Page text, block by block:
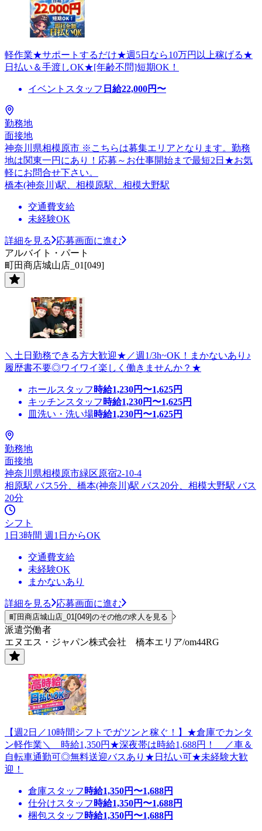
軽作業★サポートするだけ★週5日なら10万円以上稼げる★
日払い＆手渡しOK★[年齢不問]短期OK！
イベントスタッフ 日給22,000円〜
勤務地
面接地
神奈川県相模原市 ※こちらは募集エリアとなります。勤務
地は関東一円にあり！応募～お仕事開始まで最短2日★お気
軽にお問合せ下さい。
橋本(神奈川)駅、相模原駅、相模大野駅
交通費支給
未経験OK
詳細を見る
応募画面に進む
アルバイト・パート
町田商店城山店_01[049]
＼土日勤務できる方大歓迎★／週1/3h~OK！まかないあり♪
履歴書不要◎ワイワイ楽しく働きませんか？★
ホールスタッフ 時給1,230円〜1,625円
キッチンスタッフ 時給1,230円〜1,625円
皿洗い・洗い場時給1,230円〜1,625円
勤務地
面接地
神奈川県相模原市緑区原宿2-10-4
相原駅 バス5分、橋本(神奈川)駅 バス20分、相模大野駅 バス
20分
シフト
1日3時間 週1日からOK
交通費支給
未経験OK
まかないあり
詳細を見る 応募画面に進む
町田商店城山店_01[049]のその他の求人を見る
派遣労働者
エヌエス・ジャパン株式会社 橋本エリア/om44RG
【週2日／10時間シフトでガツンと稼ぐ！】★倉庫でカンタ
ン軽作業＼ 時給1,350円★深夜帯は時給1,688円！ ／車＆
自転車通勤可◎無料送迎バスあり★日払い可★未経験大歓
迎！
倉庫スタッフ 時給1,350円〜1,688円
仕分けスタッフ 時給1,350円〜1,688円
梱包スタッフ 時給1,350円〜1,688円